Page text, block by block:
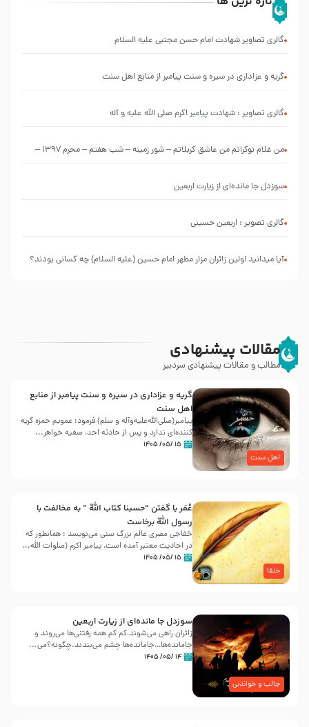
گالری تصاویر شهادت امام حسن مجتبی علیه السلام
گریه و عزاداری در سیره و سنت پیامبر از منابع اهل سنت
گالری تصاویر : شهادت پیامبر اکرم صلی الله علیه و آله
من غلام نوکراتم من عاشق کربلاتم – شور زمینه – شب هفتم – محرم 1397 –
سوزدل جا مانده‌ای از زیارت اربعین
گالری تصویر : اربعین حسینی
آیا میدانید اولین زائران مزار مطهر امام حسین (علیه السلام) چه کسانی بودند؟
مقالات پیشنهادی
مطالب و مقالات پیشنهادی سردبیر
اهل سنت
گریه و عزاداری در سیره و سنت پیامبر از منابع
اهل سنت
پیامبر(صلی‌الله‌علیه‌وآله و سلم) فرمود: عمویم حمزه گریه
کننده‌ای ندارد و پس از حادثه احد، صفیه خواهر...
۱۵ /۰۵/ ۱۴۰۵
خلفا
عُمَر با گفتن “حسبنا كتاب اللّه ” به مخالفت با
رسول اللّه برخاست
خفاجی مصری عالم بزرگ سنی می‌نویسد : همانطور که
در احادیث معتبر آمده است، پیامبر اکرم (صلوات اللّه...
۱۵ /۰۵/ ۱۴۰۵
جالب و خواندنی
سوزدل جا مانده‌ای از زیارت اربعین
زائران راهی می‌شوند،کم‌ کم همه رفتنی‌ها می‌روند و
جامانده‌ها…جامانده‌ها چشم می‌بندند.چگونه؟می‌...
۱۴ /۰۵/ ۱۴۰۵